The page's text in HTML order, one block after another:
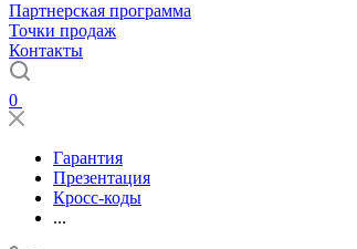
Партнерская программа
Точки продаж
Контакты
0
Гарантия
Презентация
Кросс-коды
...